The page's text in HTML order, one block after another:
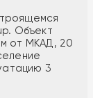
Объект
от МКАД, 20
3